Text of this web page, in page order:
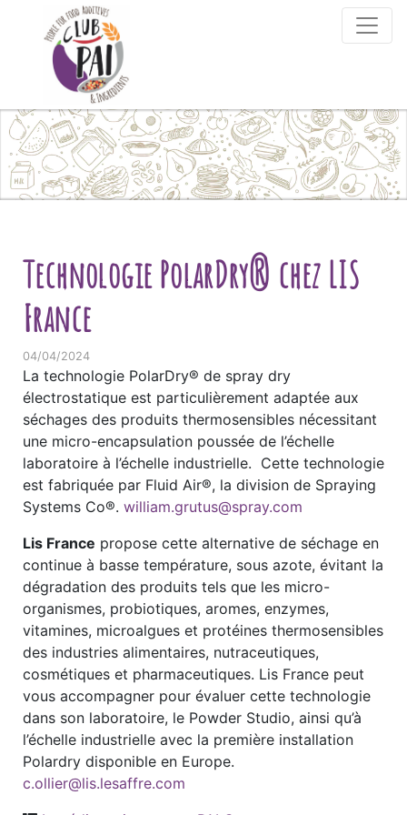
Skip to content
Technologie PolarDry® chez LIS
France
04/04/2024
La technologie PolarDry® de spray dry
électrostatique est particulièrement adaptée aux
séchages des produits thermosensibles nécessitant
une micro-encapsulation poussée de l’échelle
laboratoire à l’échelle industrielle. Cette technologie
est fabriquée par Fluid Air®, la division de Spraying
Systems Co®. william.grutus@spray.com
Lis France propose cette alternative de séchage en
continue à basse température, sous azote, évitant la
dégradation des produits tels que les micro-
organismes, probiotiques, aromes, enzymes,
vitamines, microalgues et protéines thermosensibles
des industries alimentaires, nutraceutiques,
cosmétiques et pharmaceutiques. Lis France peut
vous accompagner pour évaluer cette technologie
dans son laboratoire, le Powder Studio, ainsi qu’à
l’échelle industrielle avec la première installation
Polardry disponible en Europe.
c.ollier@lis.lesaffre.com